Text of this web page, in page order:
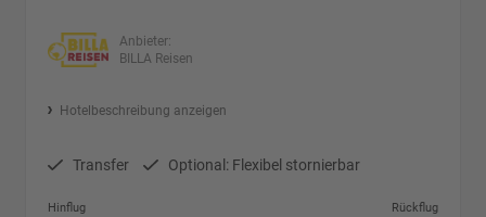
Anbieter:
BILLA Reisen
Hotelbeschreibung anzeigen
Transfer Optional: Flexibel stornierbar
Hinflug
Rückflug